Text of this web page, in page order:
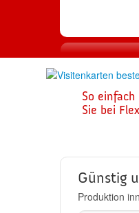
So
Sie bei
Günstig
Produktion